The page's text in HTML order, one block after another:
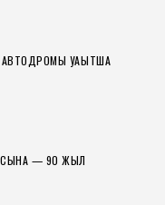
УАҚЫТША
— 90 ЖЫЛ